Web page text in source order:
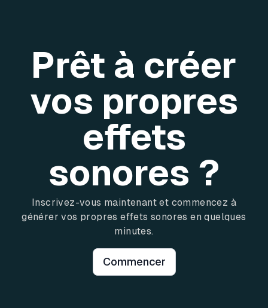
Prêt à créer
vos propres
effets
sonores ?
Inscrivez-vous maintenant et commencez à
générer vos propres effets sonores en quelques
minutes.
Commencer